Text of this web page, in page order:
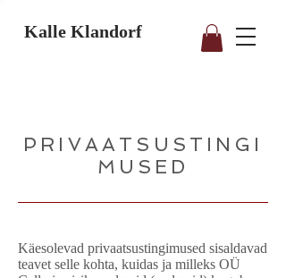
Kalle Klandorf
PRIVAATSUSTINGI
MUSED
Käesolevad privaatsustingimused sisaldavad
teavet selle kohta, kuidas ja milleks OÜ